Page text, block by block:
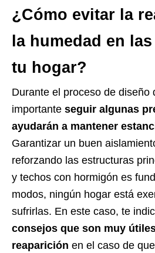
¿Cómo evitar la
la humedad en
tu hogar?
Durante el proceso de diseño
importante seguir algunas
ayudarán a mantener
Garantizar un buen
reforzando las estructuras
y techos con hormigón es
modos, ningún hogar está
sufrirlas. En este caso, te
consejos que son muy
reaparición en el caso de